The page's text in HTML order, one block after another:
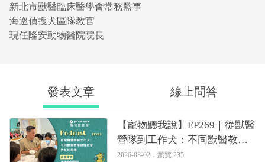
新北市獸醫臨床醫學會常務監事
海巡偵搜犬區隊教官
現任隆安動物醫院院長
發表文章 線上問答
【寵物聽我說】EP269｜從獸醫
營隊到工作犬：不同獸醫教學
課程內容的設計思維｜專業獸
2026-03-02．瀏覽 235